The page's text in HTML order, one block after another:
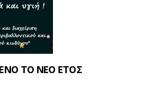
ΤΟ ΝΕΟ ΕΤΟΣ